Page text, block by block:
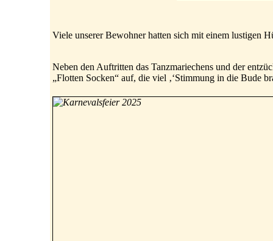
Viele unserer Bewohner hatten sich mit einem lustigen
Neben den Auftritten das Tanzmariechens und der
„Flotten Socken“ auf, die viel ‚‘Stimmung in die Bude